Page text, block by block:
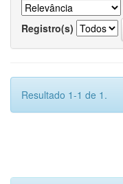
Registro(s)
Resultado 1-1 de 1.